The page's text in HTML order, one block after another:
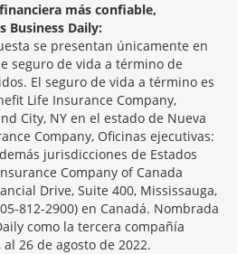
más confiable,
Business Daily:
se presentan únicamente en
seguro de vida a término de
El seguro de vida a término es
Life Insurance Company,
City, NY en el estado de Nueva
Company, Oficinas ejecutivas:
jurisdicciones de Estados
Company of Canada
Drive, Suite 400, Mississauga,
812-2900) en Canadá. Nombrada
como la tercera compañía
26 de agosto de 2022.